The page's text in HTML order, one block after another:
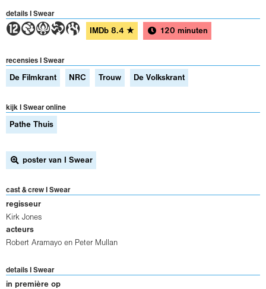
details I Swear
4GATD IMDb 8.4 ★ 120 minuten
recensies I Swear
De Filmkrant NRC Trouw De Volkskrant
kijk I Swear online
Pathe Thuis
poster van I Swear
cast & crew I Swear
regisseur
Kirk Jones
acteurs
Robert Aramayo en Peter Mullan
details I Swear
in première op